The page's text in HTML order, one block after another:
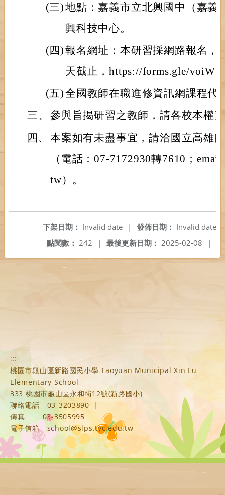
(三)地點：嘉義市立北興國中（嘉義
興科技中心。
(四)報名網址：本研習採網路報名，
天截止，https://forms.gle/
(五)全國教師在職進修資訊網課程代
三、 參與旨揭研習之教師，請各校本權
四、 本案如有未盡事宜，請洽國立高雄
（電話：07-7172930轉7610；
tw）。
發佈日期： Invalid date
下架日期： Invalid date
|
最後更新日期： 2025-02-08 |
點閱數： 242 |
:::
桃園市龜山區新路國民小學 Taoyuan Municipal Xin Lu
Elementary School
333 桃園市龜山區永和街12號(新路國小)
聯絡電話
03-3203890
|
傳真
03-3505995
電子信箱
school@slps.tyc.edu.tw